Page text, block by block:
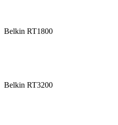
Belkin RT1800
Belkin RT3200